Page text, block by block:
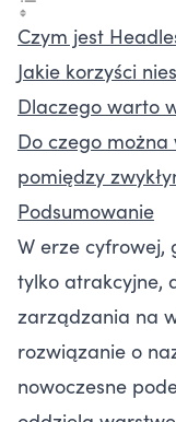
Czym jest
Jakie korzyści
Dlaczego warto
Do czego
pomiędzy
Podsumowanie
W erze cyfrowej,
tylko atrakcyjne,
zarządzania na
rozwiązanie o
nowoczesne